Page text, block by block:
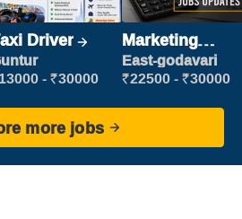
Driver
- ₹30000
Marketing
Executive
East-godavari
₹22500 - ₹30000
more jobs